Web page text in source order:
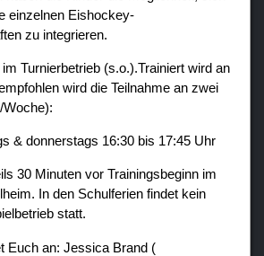
einzelnen Eishockey-
zu integrieren.
Turnierbetrieb (s.o.).Trainiert wird an
wird die Teilnahme an zwei
Woche):
& donnerstags 16:30 bis 17:45 Uhr
30 Minuten vor Trainingsbeginn im
I n den Schulferien findet kein
statt.
Euch an: Jessica Brand (